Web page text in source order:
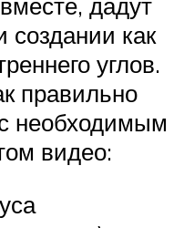
как
углов.
правильно
необходимым
видео: